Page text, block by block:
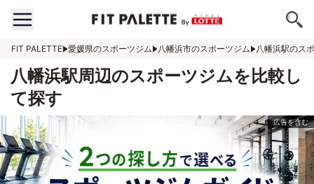
FIT PALETTE 愛媛県のスポーツジム 八幡浜市のスポーツジム 八幡浜駅のス
八幡浜駅周辺のスポーツジムを比較し
て探す